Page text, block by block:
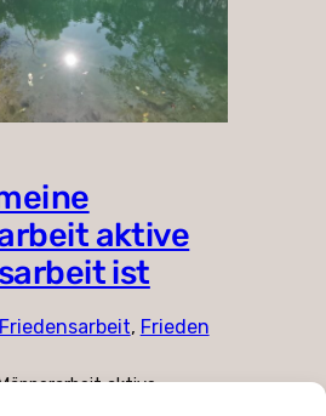
aktive
ist
Friedensarbeit, Frieden
aktive